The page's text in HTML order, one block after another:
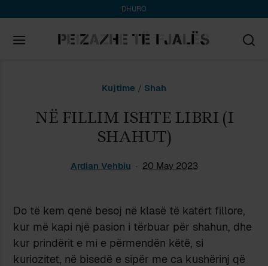
DHURO
Kujtime / Shah
NË FILLIM ISHTE LIBRI (I
SHAHUT)
Ardian Vehbiu 20 May 2023
Do të kem qenë besoj në klasë të katërt fillore,
kur më kapi një pasion i tërbuar për shahun, dhe
kur prindërit e mi e përmendën këtë, si
kuriozitet, në bisedë e sipër me ca kushërinj që